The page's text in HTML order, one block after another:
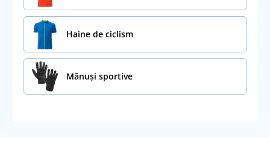
Haine de ciclism
Mănuși sportive